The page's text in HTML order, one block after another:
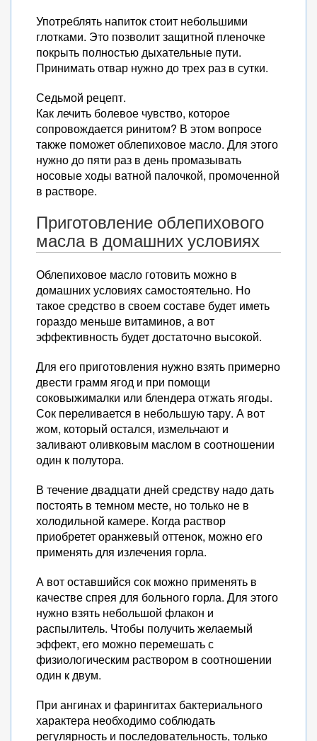
Употреблять напиток стоит небольшими
глотками. Это позволит защитной пленочке
покрыть полностью дыхательные пути.
Принимать отвар нужно до трех раз в сутки.
Седьмой рецепт.
Как лечить болевое чувство, которое
сопровождается ринитом? В этом вопросе
также поможет облепиховое масло. Для этого
нужно до пяти раз в день промазывать
носовые ходы ватной палочкой, промоченной
в растворе.
Приготовление облепихового
масла в домашних условиях
Облепиховое масло готовить можно в
домашних условиях самостоятельно. Но
такое средство в своем составе будет иметь
гораздо меньше витаминов, а вот
эффективность будет достаточно высокой.
Для его приготовления нужно взять примерно
двести грамм ягод и при помощи
соковыжималки или блендера отжать ягоды.
Сок переливается в небольшую тару. А вот
жом, который остался, измельчают и
заливают оливковым маслом в соотношении
один к полутора.
В течение двадцати дней средству надо дать
постоять в темном месте, но только не в
холодильной камере. Когда раствор
приобретет оранжевый оттенок, можно его
применять для излечения горла.
А вот оставшийся сок можно применять в
качестве спрея для больного горла. Для этого
нужно взять небольшой флакон и
распылитель. Чтобы получить желаемый
эффект, его можно перемешать с
физиологическим раствором в соотношении
один к двум.
При ангинах и фарингитах бактериального
характера необходимо соблюдать
регулярность и последовательность, только